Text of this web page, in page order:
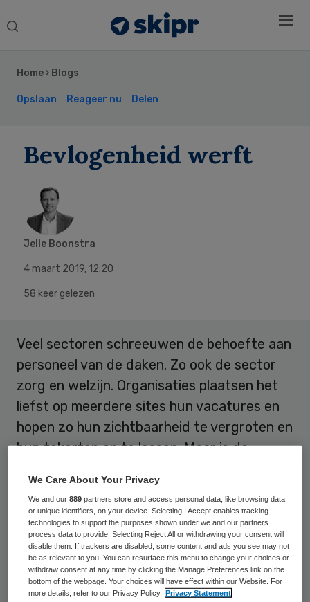
Search
Home › Blogs
Opslaan Reageer nu Delen
Bevlogenheid werft
Jelle Boonstra
4 maart 2019, 12:20
58 keer gelezen
Veel sectoren schreeuwen de behoefte aan
personeel van de daken. Zo ook de sector
zorg en welzijn. Organisaties plaatsen het
liefst op meerdere sites hun vacatures en
hopen zo hun zichtbaarheid te vergroten en
hun tekorten op te lossen. Maar is de
De tekorten zijn inmiddels al bijna ‘oud
nieuws’ voor de media, maar voor het
werkveld en de mensen die werken onder
een te hoge werkdruk uiteraard niet. Van
potentiële zij-instromers horen we helaas
Sidebar
We Care About Your Privacy
We and our889 partners store and access personal data, like browsing data
or unique identifiers, on your device. Selecting I Accept enables tracking
technologies to support the purposes shown under we and our partners
process data to provide. Selecting Reject All or withdrawing your consent will
disable them. If trackers are disabled, some content and ads you see may not
be as relevant to you. You can resurface this menu to change your choices or
withdraw consent at any time by clicking the Manage Preferences link on the
bottom of the webpage. Your choices will have effect within our Website. For
more details, refer to our Privacy Policy.
Privacy Statement